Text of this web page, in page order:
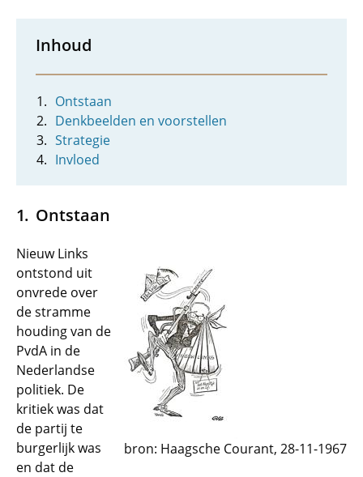
Inhoud
Ontstaan
Denkbeelden en voorstellen
Strategie
Invloed
Ontstaan
bron: Haagsche Courant, 28-11-1967
Nieuw Links
ontstond uit
onvrede over
de stramme
houding van de
PvdA in de
Nederlandse
politiek. De
kritiek was dat
de partij te
burgerlijk was
en dat de